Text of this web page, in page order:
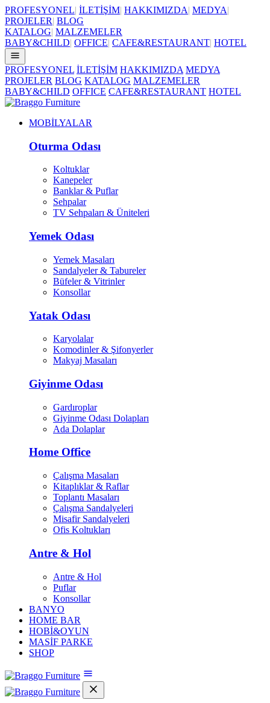
PROFESYONEL| İLETİŞİM| HAKKIMIZDA| MEDYA|
PROJELER| BLOG
KATALOG| MALZEMELER
BABY&CHILD| OFFICE| CAFE&RESTAURANT| HOTEL
PROFESYONEL İLETİŞİM HAKKIMIZDA MEDYA
PROJELER BLOG KATALOG MALZEMELER
BABY&CHILD OFFICE CAFE&RESTAURANT HOTEL
MOBİLYALAR
Oturma Odası
Koltuklar
Kanepeler
Banklar & Puflar
Sehpalar
TV Sehpaları & Üniteleri
Yemek Odası
Yemek Masaları
Sandalyeler & Tabureler
Büfeler & Vitrinler
Konsollar
Yatak Odası
Karyolalar
Komodinler & Şifonyerler
Makyaj Masaları
Giyinme Odası
Gardıroplar
Giyinme Odası Dolapları
Ada Dolaplar
Home Office
Çalışma Masaları
Kitaplıklar & Raflar
Toplantı Masaları
Çalışma Sandalyeleri
Misafir Sandalyeleri
Ofis Koltukları
Antre & Hol
Antre & Hol
Puflar
Konsollar
BANYO
HOME BAR
HOBİ&OYUN
MASİF PARKE
SHOP